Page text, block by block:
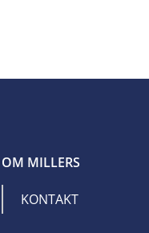
OM MILLERS
KONTAKT